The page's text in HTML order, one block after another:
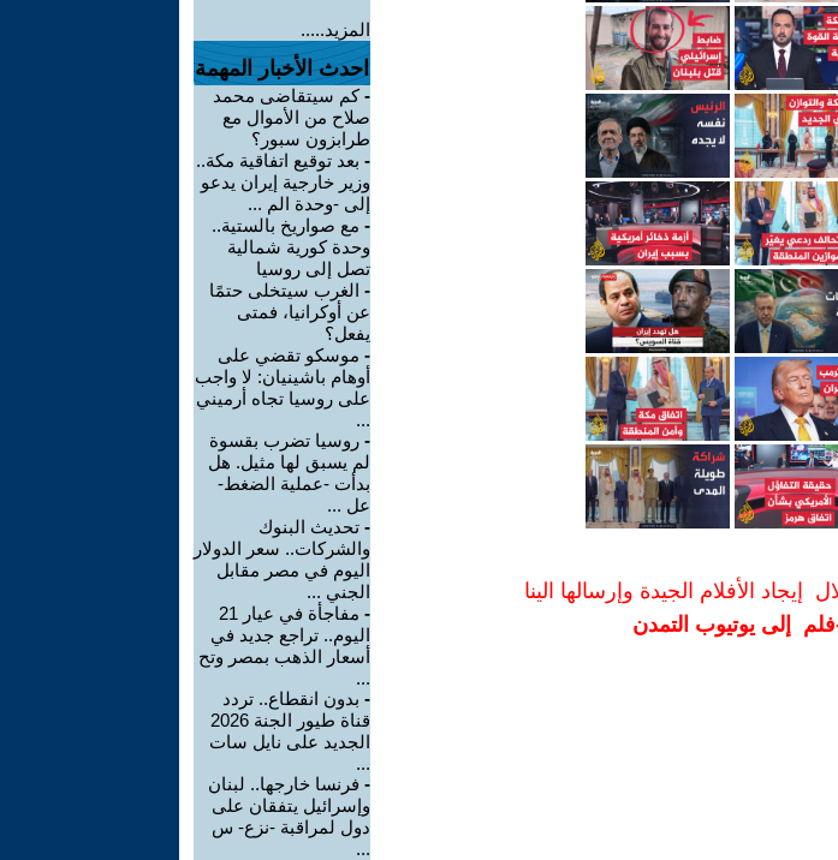
الأفلام الجيدة وإرسالها الينا
إلى يوتيوب التمدن
المزيد.....
احدث الأخبار المهمة
-كم سيتقاضى محمد
صلاح من الأموال مع
طرابزون سبور؟
- بعد توقيع اتفاقية مكة..
وزير خارجية إيران يدعو
إلى -وحدة الم ...
- مع صواريخ بالستية..
وحدة كورية شمالية
تصل إلى روسيا
- الغرب سيتخلى حتمًا
عن أوكرانيا، فمتى
يفعل؟
- موسكو تقضي على
أوهام باشينيان: لا واجب
على روسيا تجاه أرميني
...
- روسيا تضرب بقسوة
لم يسبق لها مثيل. هل
بدأت -عملية الضغط-
عل ...
- تحديث البنوك
والشركات.. سعر الدولار
اليوم في مصر مقابل
الجني ...
-
مفاجأة في عيار 21
اليوم.. تراجع جديد في
أسعار الذهب بمصر وتح
...
- بدون انقطاع.. تردد
قناة طيور الجنة 2026
الجديد على نايل سات
...
- فرنسا خارجها.. لبنان
وإسرائيل يتفقان على
دول لمراقبة -نزع- س
...